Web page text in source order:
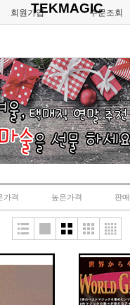
회원가입 주문조회
TEKMAGIC
가격 높은가격 판